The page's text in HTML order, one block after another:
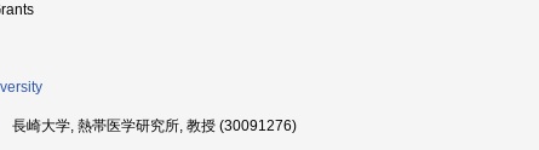
長崎大学, 熱帯医学研究所, 教授 (30091276)